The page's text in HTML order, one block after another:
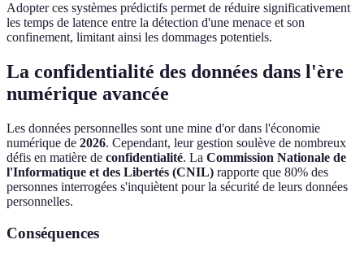
Adopter ces systèmes prédictifs permet de réduire significativement
les temps de latence entre la détection d'une menace et son
confinement, limitant ainsi les dommages potentiels.
La confidentialité des données dans l'ère
numérique avancée
Les données personnelles sont une mine d'or dans l'économie
numérique de 2026. Cependant, leur gestion soulève de nombreux
défis en matière de confidentialité. La Commission Nationale de
l'Informatique et des Libertés (CNIL) rapporte que 80% des
personnes interrogées s'inquiètent pour la sécurité de leurs données
personnelles.
Conséquences